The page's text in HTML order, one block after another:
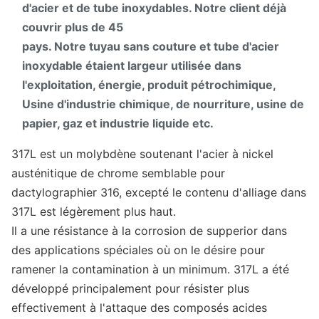
d'acier et de tube inoxydables. Notre client déjà
couvrir plus de 45
pays. Notre tuyau sans couture et tube d'acier
inoxydable étaient largeur utilisée dans
l'exploitation, énergie, produit pétrochimique,
Usine d'industrie chimique, de nourriture, usine de
papier, gaz et industrie liquide etc.
317L est un molybdène soutenant l'acier à nickel
austénitique de chrome semblable pour
dactylographier 316, excepté le contenu d'alliage dans
317L est légèrement plus haut.
Il a une résistance à la corrosion de supperior dans
des applications spéciales où on le désire pour
ramener la contamination à un minimum. 317L a été
développé principalement pour résister plus
effectivement à l'attaque des composés acides